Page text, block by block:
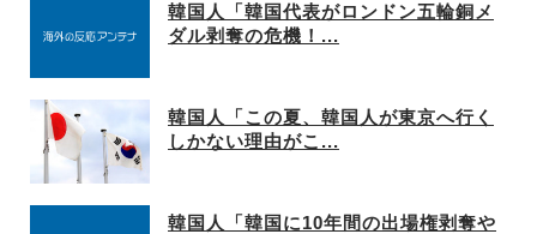
韓国人「韓国代表がロンドン五輪銅メ
ダル剥奪の危機！...
韓国人「この夏、韓国人が東京へ行く
しかない理由がこ...
韓国人「韓国に10年間の出場権剥奪や